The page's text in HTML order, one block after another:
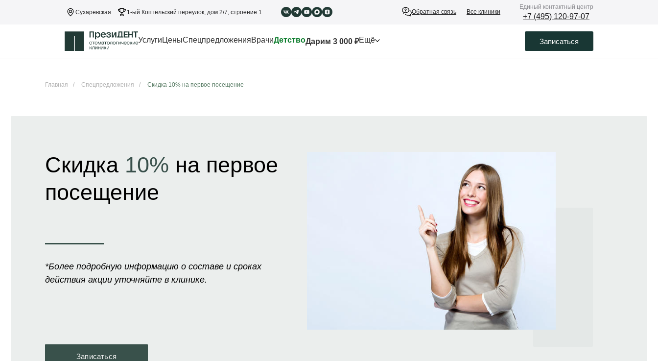
Обратная связь Все клиники
Eдиный контактный центр
+7 (495) 120-97-07
Сухаревская 1-ый Коптельский переулок, дом 2/7, строение 1
Услуги ЦеныСпецпредложенияВрачиДетствоДарим 3 000 ₽Ещё Записаться
Главная / Спецпредложения / Скидка 10% на первое посещение
Скидка 10% на первое
посещение
*Более подробную информацию о составе и сроках
действия акции уточняйте в клинике.
Записаться